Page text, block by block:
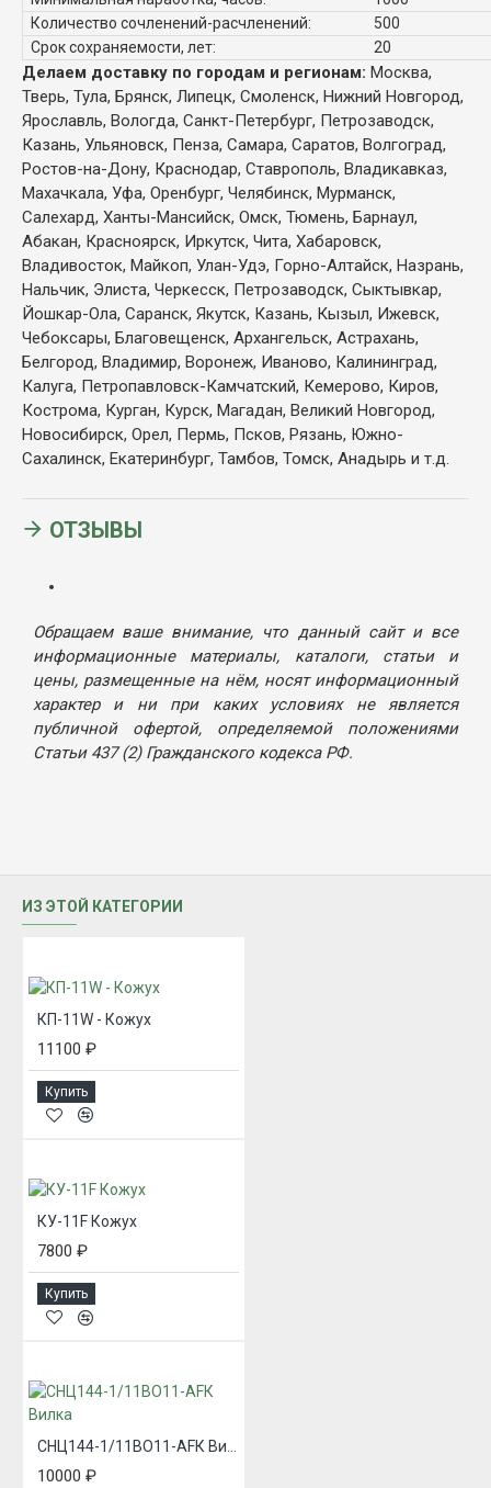
Количество сочленений-расчленений:
500
Срок сохраняемости, лет:
20
Делаем доставку по городам и регионам: Москва,
Тверь, Тула, Брянск, Липецк, Смоленск, Нижний Новгород,
Ярославль, Вологда, Санкт-Петербург, Петрозаводск,
Казань, Ульяновск, Пенза, Самара, Саратов, Волгоград,
Ростов-на-Дону, Краснодар, Ставрополь, Владикавказ,
Махачкала, Уфа, Оренбург, Челябинск, Мурманск,
Салехард, Ханты-Мансийск, Омск, Тюмень, Барнаул,
Абакан, Красноярск, Иркутск, Чита, Хабаровск,
Владивосток, Майкоп, Улан-Удэ, Горно-Алтайск, Назрань,
Нальчик, Элиста, Черкесск, Петрозаводск, Сыктывкар,
Йошкар-Ола, Саранск, Якутск, Казань, Кызыл, Ижевск,
Чебоксары, Благовещенск, Архангельск, Астрахань,
Белгород, Владимир, Воронеж, Иваново, Калининград,
Калуга, Петропавловск-Камчатский, Кемерово, Киров,
Кострома, Курган, Курск, Магадан, Великий Новгород,
Новосибирск, Орел, Пермь, Псков, Рязань, Южно-
Сахалинск, Екатеринбург, Тамбов, Томск, Анадырь и т.д.
ОТЗЫВЫ
Обращаем ваше внимание, что данный сайт и все
информационные материалы, каталоги, статьи и
цены, размещенные на нём, носят информационный
характер и ни при каких условиях не является
публичной офертой, определяемой положениями
Статьи 437 (2) Гражданского кодекса РФ.
ИЗ ЭТОЙ КАТЕГОРИИ
КП-11W - Кожух
11100 ₽
Купить
КУ-11F Кожух
7800 ₽
Купить
СНЦ144-1/11ВО11-AFК Вилка
10000 ₽